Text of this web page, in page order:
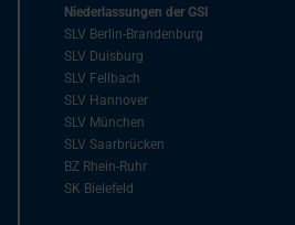
Niederlassungen der GSI
SLV Berlin-Brandenburg
SLV Duisburg
SLV Fellbach
SLV Hannover
SLV München
SLV Saarbrücken
BZ Rhein-Ruhr
SK Bielefeld